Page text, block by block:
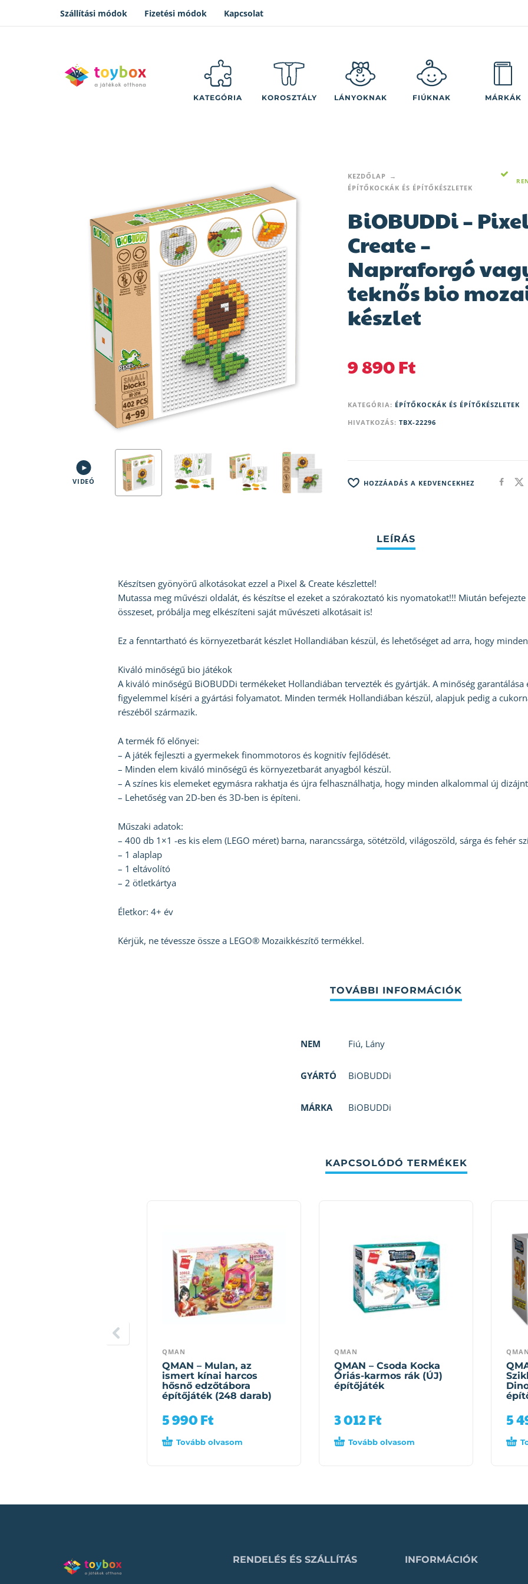
Szállítási módok Fizetési módok Kapcsolat
KATEGÓRIA KOROSZTÁLY LÁNYOKNAK FIÚKNAK MÁRKÁK
VIDEÓ
KEZDŐLAP
ÉPÍTŐKOCKÁK ÉS ÉPÍTŐKÉSZLETEK
BiOBUDDi –
Create –
Napraforgó
teknős bio
készlet
9 890Ft
KATEGÓRIA: ÉPÍTŐKOCKÁK ÉS ÉPÍTŐKÉSZLETEK
HIVATKOZÁS: TBX-22296
HOZZÁADÁS A KEDVENCEKHEZ
Készítsen gyönyörű alkotásokat ezzel a Pixel & Create készlettel!
Mutassa meg művészi oldalát, és készítse el ezeket a szórakoztató kis nyomatokat!!! Miután
összeset, próbálja meg elkészíteni saját művészeti alkotásait is!
Ez a fenntartható és környezetbarát készlet Hollandiában készül, és lehetőséget ad arra, hogy
Kiváló minőségű bio játékok
A kiváló minőségű BiOBUDDi termékeket Hollandiában tervezték és gyártják. A minőség
figyelemmel kíséri a gyártási folyamatot. Minden termék Hollandiában készül, alapjuk pedig a
részéből származik.
A termék fő előnyei:
– A játék fejleszti a gyermekek finommotoros és kognitív fejlődését.
– Minden elem kiváló minőségű és környezetbarát anyagból készül.
– A színes kis elemeket egymásra rakhatja és újra felhasználhatja, hogy minden alkalommal új
– Lehetőség van 2D-ben és 3D-ben is építeni.
Műszaki adatok:
– 400 db 1×1 -es kis elem (LEGO méret) barna, narancssárga, sötétzöld, világoszöld, sárga és fehér
– 1 alaplap
– 1 eltávolító
– 2 ötletkártya
Életkor: 4+ év
Kérjük, ne tévessze össze a LEGO® Mozaikkészítő termékkel.
NEM Fiú, Lány
GYÁRTÓ BiOBUDDi
MÁRKA BiOBUDDi
KAPCSOLÓDÓ TERMÉKEK
QMAN
QMAN – Mulan, az
ismert kínai harcos
hősnő edzőtábora
építőjáték (248 darab)
5 990Ft
Tovább olvasom
QMAN
QMAN – Csoda Kocka
Óriás-karmos rák (ÚJ)
építőjáték
3 012Ft
Tovább olvasom
QMAN
5
RENDELÉS ÉS SZÁLLÍTÁS INFORMÁCIÓK